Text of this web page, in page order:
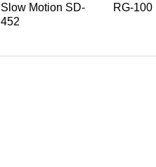
Slow Motion SD-
452
RG-100